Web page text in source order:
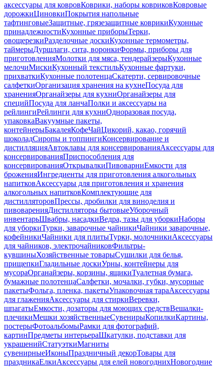
аксессуары для ковровКоврики, наборы ковриковКовровые
дорожкиЦиновкиПокрытия напольные
тафтинговыеЗащитные, грязезащитные коврикиКухонные
принадлежностиКухонные приборыТерки,
овощерезкиРазделочные доскиКухонные термометры,
таймерыДуршлаги, сита, воронкиФормы, приборы для
приготовленияМолотки для мяса, тендерайзерыКухонные
мелочиМискиКухонный текстильКухонные фартуки,
прихваткиКухонные полотенцаСкатерти, сервировочные
салфеткиОрганизация хранения на кухнеПосуда для
храненияОрганайзеры для кухниОрганайзеры для
специйПосуда для ланчаПолки и аксессуары на
рейлингиРейлинги для кухниОдноразовая посуда,
упаковкаВакуумные пакеты,
контейнерыБакалеяКофеЧайЦикорий, какао, горячий
шоколадСиропы и топпингиКонсервирование и
дистилляцияАвтоклавы для консервированияАксессуары для
консервированияПриспособления для
консервированияОткрывалкиПивоварниЕмкости для
броженияИнгредиенты для приготовления алкогольных
напитковАксессуары для приготовления и хранения
алкогольных напитковКомплектующие для
дистилляторовПрессы, дробилки для виноделия и
пивоваренияДистилляторы бытовыеУборочный
инвентарьШвабры, насадкиВедра, тазы для уборкиНаборы
для уборкиТурки, заварочные чайникиЧайники заварочные,
кофейникиЧайники для плитыТурки, молочникиАксессуары
для чайников, электрочайниковФильтры-
кувшиныХозяйственные товарыСушилки для белья,
прищепкиГладильные доскиУрны, контейнеры для
мусораОрганайзеры, корзины, ящикиТуалетная бумага,
бумажные полотенцаСалфетки, мочалки, губки, мусорные
пакетыФольга, пленка, пакетыУпаковочная тараАксессуары
для глаженияАксессуары для стиркиВеревки,
шпагатыЕмкости, дозаторы для моющих средствВешалки-
плечикиМешки хозяйственныеСувенирыКопилкиКартины,
постерыФотоальбомыРамки для фотографий,
картинПредметы интерьераШкатулки, подставки для
украшенийСтатуэткиМагниты
сувенирныеИконыПраздничный декорТовары для
праздникаЕлкиАксессуары для елей новогоднихНовогодние